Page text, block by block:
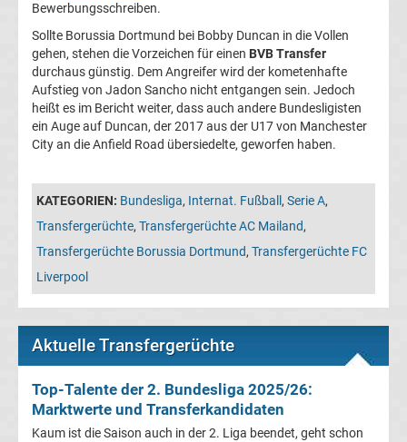
Türk.
Süper
Lig
Fußball
UEFA
League
Fußball
WM
Bewerbungsschreiben.
Sollte Borussia Dortmund bei Bobby Duncan in die Vollen
gehen, stehen die Vorzeichen für einen BVB Transfer
durchaus günstig. Dem Angreifer wird der kometenhafte
Aufstieg von Jadon Sancho nicht entgangen sein. Jedoch
heißt es im Bericht weiter, dass auch andere Bundesligisten
ein Auge auf Duncan, der 2017 aus der U17 von Manchester
City an die Anfield Road übersiedelte, geworfen haben.
KATEGORIEN: Bundesliga, Internat. Fußball , Serie A,
Transfergerüchte, Transfergerüchte AC Mailand,
Transfergerüchte Borussia Dortmund, Transfergerüchte FC
Liverpool
Aktuelle Transfergerüchte
Top-Talente der 2. Bundesliga 2025/26:
Marktwerte und Transferkandidaten
Kaum ist die Saison auch in der 2. Liga beendet, geht schon